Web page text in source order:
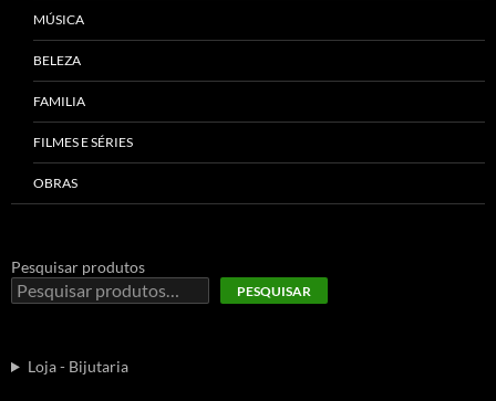
MÚSICA
BELEZA
FAMILIA
FILMES E SÉRIES
OBRAS
Pesquisar produtos
PESQUISAR
Loja - Bijutaria